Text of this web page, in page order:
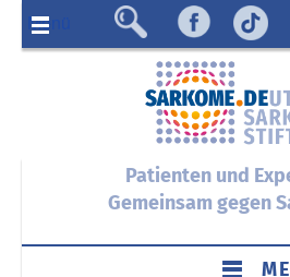
Menü
Patienten und
Gemeinsam gegen